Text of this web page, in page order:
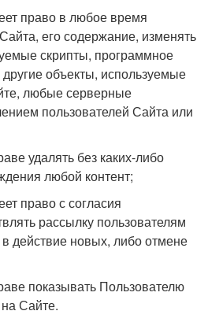
право в любое время
его содержание, изменять
скрипты, программное
объекты, используемые
любые серверные
пользователей Сайта или
удалять без каких-либо
любой контент;
право с согласия
рассылку пользователям
действие новых, либо отмене
показывать Пользователю
Сайте.